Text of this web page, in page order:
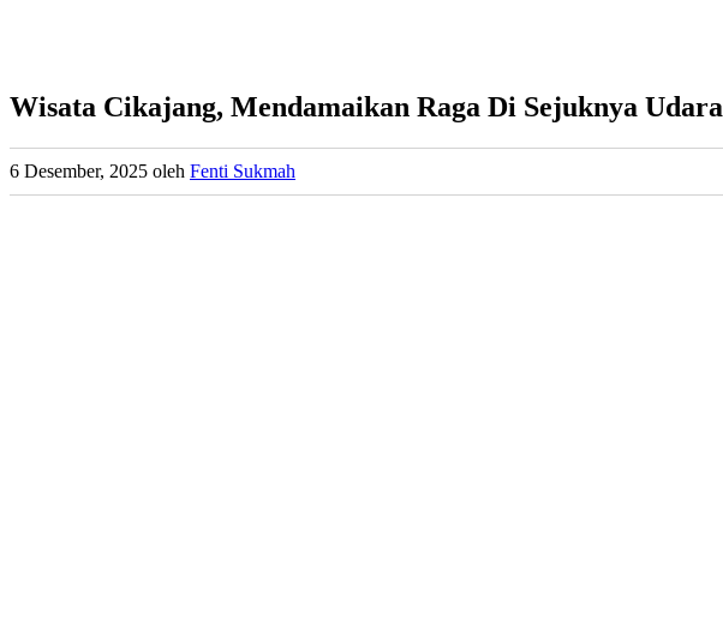
Wisata Cikajang, Mendamaikan Raga Di Sejuknya Udara
6 Desember, 2025 oleh Fenti Sukmah